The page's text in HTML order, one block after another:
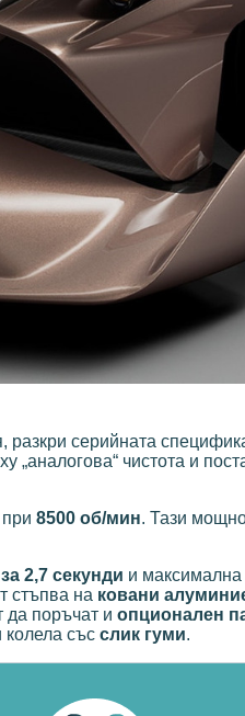
разкри серийната
„аналогова“ чистота и
при 8500 об/мин. Тази
2,7 секунди и максимална
стъпва на ковани
да поръчат и опционален
колела със слик гуми.